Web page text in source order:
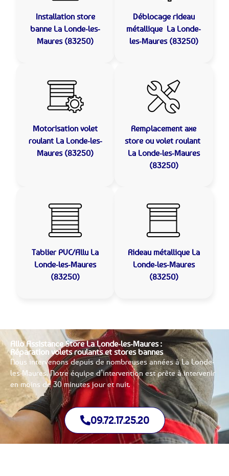
Installation store
banne La Londe-les-
Maures (83250)
Déblocage rideau
métallique La Londe-
les-Maures (83250)
Motorisation volet
roulant La Londe-les-
Maures (83250)
Remplacement axe
store ou volet roulant
La Londe-les-Maures
(83250)
Tablier PVC/Allu La
Londe-les-Maures
(83250)
Rideau métallique La
Londe-les-Maures
(83250)
Allo Assistance Store La Londe-les-Maures :
Réparation volets roulants et stores bannes
Nous intervenons depuis de nombreuses années à La Londe-
les-Maures. Notre équipe d’intervention est prête à intervenir
en moins de 30 minutes jour et nuit.
09.72.17.25.20